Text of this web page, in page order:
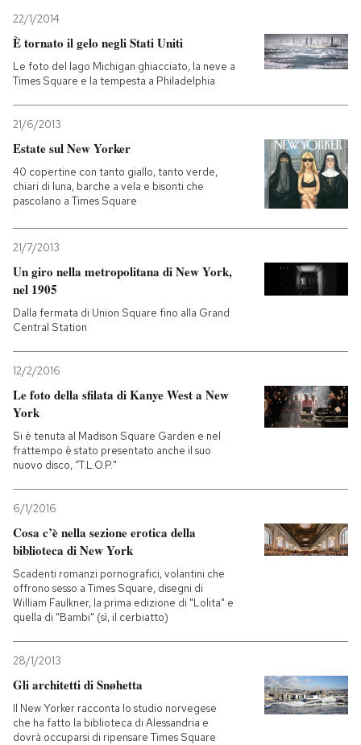
22/1/2014
È tornato il gelo negli Stati Uniti
Le foto del lago Michigan ghiacciato, la neve a
Times Square e la tempesta a Philadelphia
21/6/2013
Estate sul New Yorker
40 copertine con tanto giallo, tanto verde,
chiari di luna, barche a vela e bisonti che
pascolano a Times Square
21/7/2013
Un giro nella metropolitana di New York,
nel 1905
Dalla fermata di Union Square fino alla Grand
Central Station
12/2/2016
Le foto della sfilata di Kanye West a New
York
Si è tenuta al Madison Square Garden e nel
frattempo è stato presentato anche il suo
nuovo disco, “T.L.O.P."
6/1/2016
Cosa c’è nella sezione erotica della
biblioteca di New York
Scadenti romanzi pornografici, volantini che
offrono sesso a Times Square, disegni di
William Faulkner, la prima edizione di "Lolita" e
quella di "Bambi" (sì, il cerbiatto)
28/1/2013
Gli architetti di Snøhetta
Il New Yorker racconta lo studio norvegese
che ha fatto la biblioteca di Alessandria e
dovrà occuparsi di ripensare Times Square